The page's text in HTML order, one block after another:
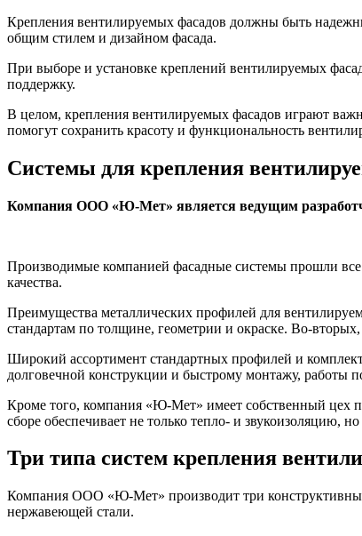
Крепления вентилируемых фасадов должны быть
общим стилем и дизайном фасада.
При выборе и установке креплений вентилируемых
поддержку.
В целом, крепления вентилируемых фасадов играют
помогут сохранить красоту и функциональность
Системы для крепления
Компания ООО «Ю-Мет» является ведущим
Производимые компанией фасадные системы прошли
качества.
Преимущества металлических профилей для
стандартам по толщине, геометрии и окраске. Во-
Широкий ассортимент стандартных профилей и
долговечной конструкции и быстрому монтажу, работы
Кроме того, компания «Ю-Мет» имеет собственный цех
сборе обеспечивает не только тепло- и звукоизоляцию,
Три типа систем крепления
Компания ООО «Ю-Мет» производит три
нержавеющей стали.